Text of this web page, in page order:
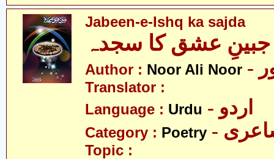
Jabeen-e-Ishq ka sajda
جبینِ عشق کا سجدہ
Author : Noor Ali Noor
Translator :
Language : Urdu - اردو
Category : Poetry
Topic :